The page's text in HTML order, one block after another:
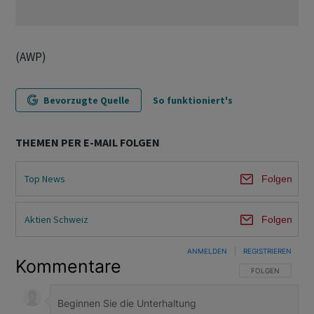
(AWP)
Bevorzugte Quelle So funktioniert's
THEMEN PER E-MAIL FOLGEN
Top News Folgen
Aktien Schweiz Folgen
Kommentare FOLGE DIESER
FOLGEN
ANMELDEN REGISTRIEREN